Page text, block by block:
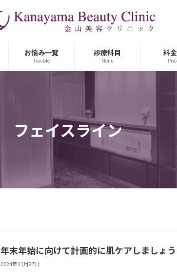
お悩み一覧
Trouble
診療科目
Menu
料
フェイスライン
年末年始に向けて計画的に肌ケアしましょう
2024年11月27日